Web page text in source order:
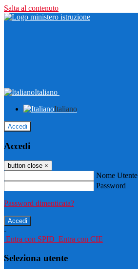
Salta al contenuto
Italiano
Italiano
Accedi
Accedi
button close ×
Nome Utente
Password
Password dimenticata?
-
Entra con SPID Entra con CIE
Seleziona utente